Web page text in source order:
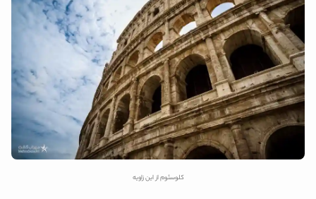
کلوسئوم از این زاویه